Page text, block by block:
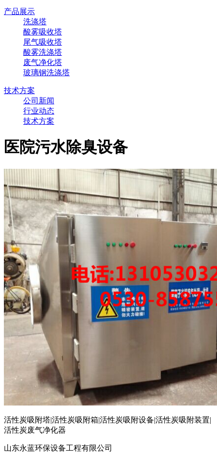
产品展示
洗涤塔
酸雾吸收塔
尾气吸收塔
酸雾洗涤塔
废气净化塔
玻璃钢洗涤塔
技术方案
公司新闻
行业动态
技术方案
医院污水除臭设备
活性炭吸附塔|活性炭吸附箱|活性炭吸附设备|活性炭吸附装置|
活性炭废气净化器
山东永蓝环保设备工程有限公司